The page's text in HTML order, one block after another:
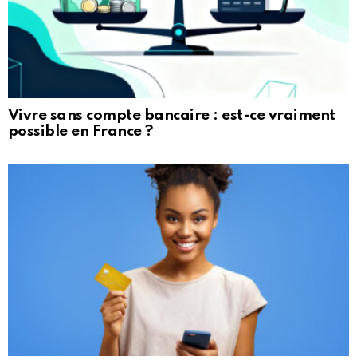
Vivre sans compte bancaire : est-ce vraiment
possible en France ?